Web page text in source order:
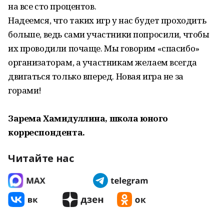
на все сто процентов.
Надеемся, что таких игр у нас будет проходить
больше, ведь сами участники попросили, чтобы
их проводили почаще. Мы говорим «спасибо»
организаторам, а участникам желаем всегда
двигаться только вперед. Новая игра не за
горами!
Зарема Хамидуллина, школа юного
корреспондента.
Читайте нас